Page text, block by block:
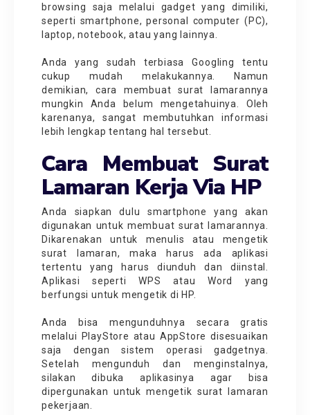
browsing saja melalui gadget yang dimiliki,
seperti smartphone, personal computer (PC),
laptop, notebook, atau yang lainnya.
Anda yang sudah terbiasa Googling tentu
cukup mudah melakukannya. Namun
demikian, cara membuat surat lamarannya
mungkin Anda belum mengetahuinya. Oleh
karenanya, sangat membutuhkan informasi
lebih lengkap tentang hal tersebut.
Cara Membuat Surat
Lamaran Kerja Via HP
Anda siapkan dulu smartphone yang akan
digunakan untuk membuat surat lamarannya.
Dikarenakan untuk menulis atau mengetik
surat lamaran, maka harus ada aplikasi
tertentu yang harus diunduh dan diinstal.
Aplikasi seperti WPS atau Word yang
berfungsi untuk mengetik di HP.
Anda bisa mengunduhnya secara gratis
melalui PlayStore atau AppStore disesuaikan
saja dengan sistem operasi gadgetnya.
Setelah mengunduh dan menginstalnya,
silakan dibuka aplikasinya agar bisa
dipergunakan untuk mengetik surat lamaran
pekerjaan.